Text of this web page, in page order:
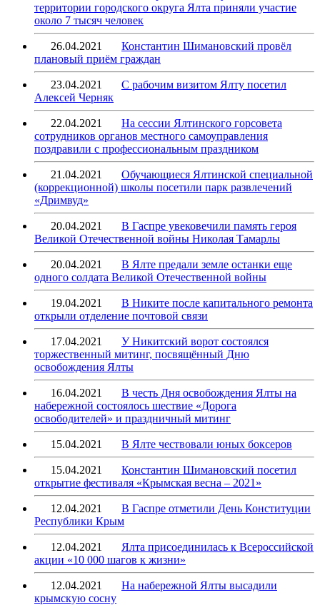
территории городского округа Ялта приняли участие
около 7 тысяч человек
26.04.2021
Константин Шимановский провёл
плановый приём граждан
23.04.2021
С рабочим визитом Ялту посетил
Алексей Черняк
22.04.2021
На сессии Ялтинского горсовета
сотрудников органов местного самоуправления
поздравили с профессиональным праздником
21.04.2021
Обучающиеся Ялтинской специальной
(коррекционной) школы посетили парк развлечений
«Дримвуд»
20.04.2021
В Гаспре увековечили память героя
Великой Отечественной войны Николая Тамарлы
20.04.2021
В Ялте предали земле останки еще
одного солдата Великой Отечественной войны
19.04.2021
В Никите после капитального ремонта
открыли отделение почтовой связи
17.04.2021
У Никитский ворот состоялся
торжественный митинг, посвящённый Дню
освобождения Ялты
16.04.2021
В честь Дня освобождения Ялты на
набережной состоялось шествие «Дорога
освободителей» и праздничный митинг
15.04.2021 В Ялте чествовали юных боксеров
15.04.2021
Константин Шимановский посетил
открытие фестиваля «Крымская весна – 2021»
12.04.2021
В Гаспре отметили День Конституции
Республики Крым
12.04.2021
Ялта присоединилась к Всероссийской
акции «10 000 шагов к жизни»
12.04.2021
На набережной Ялты высадили
крымскую сосну